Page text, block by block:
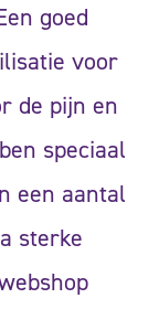
goed
voor
de pijn en
speciaal
een aantal
sterke